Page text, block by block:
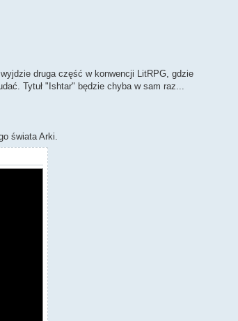
druga część w konwencji LitRPG, gdzie
Tytuł "Ishtar" będzie chyba w sam raz...
świata Arki.